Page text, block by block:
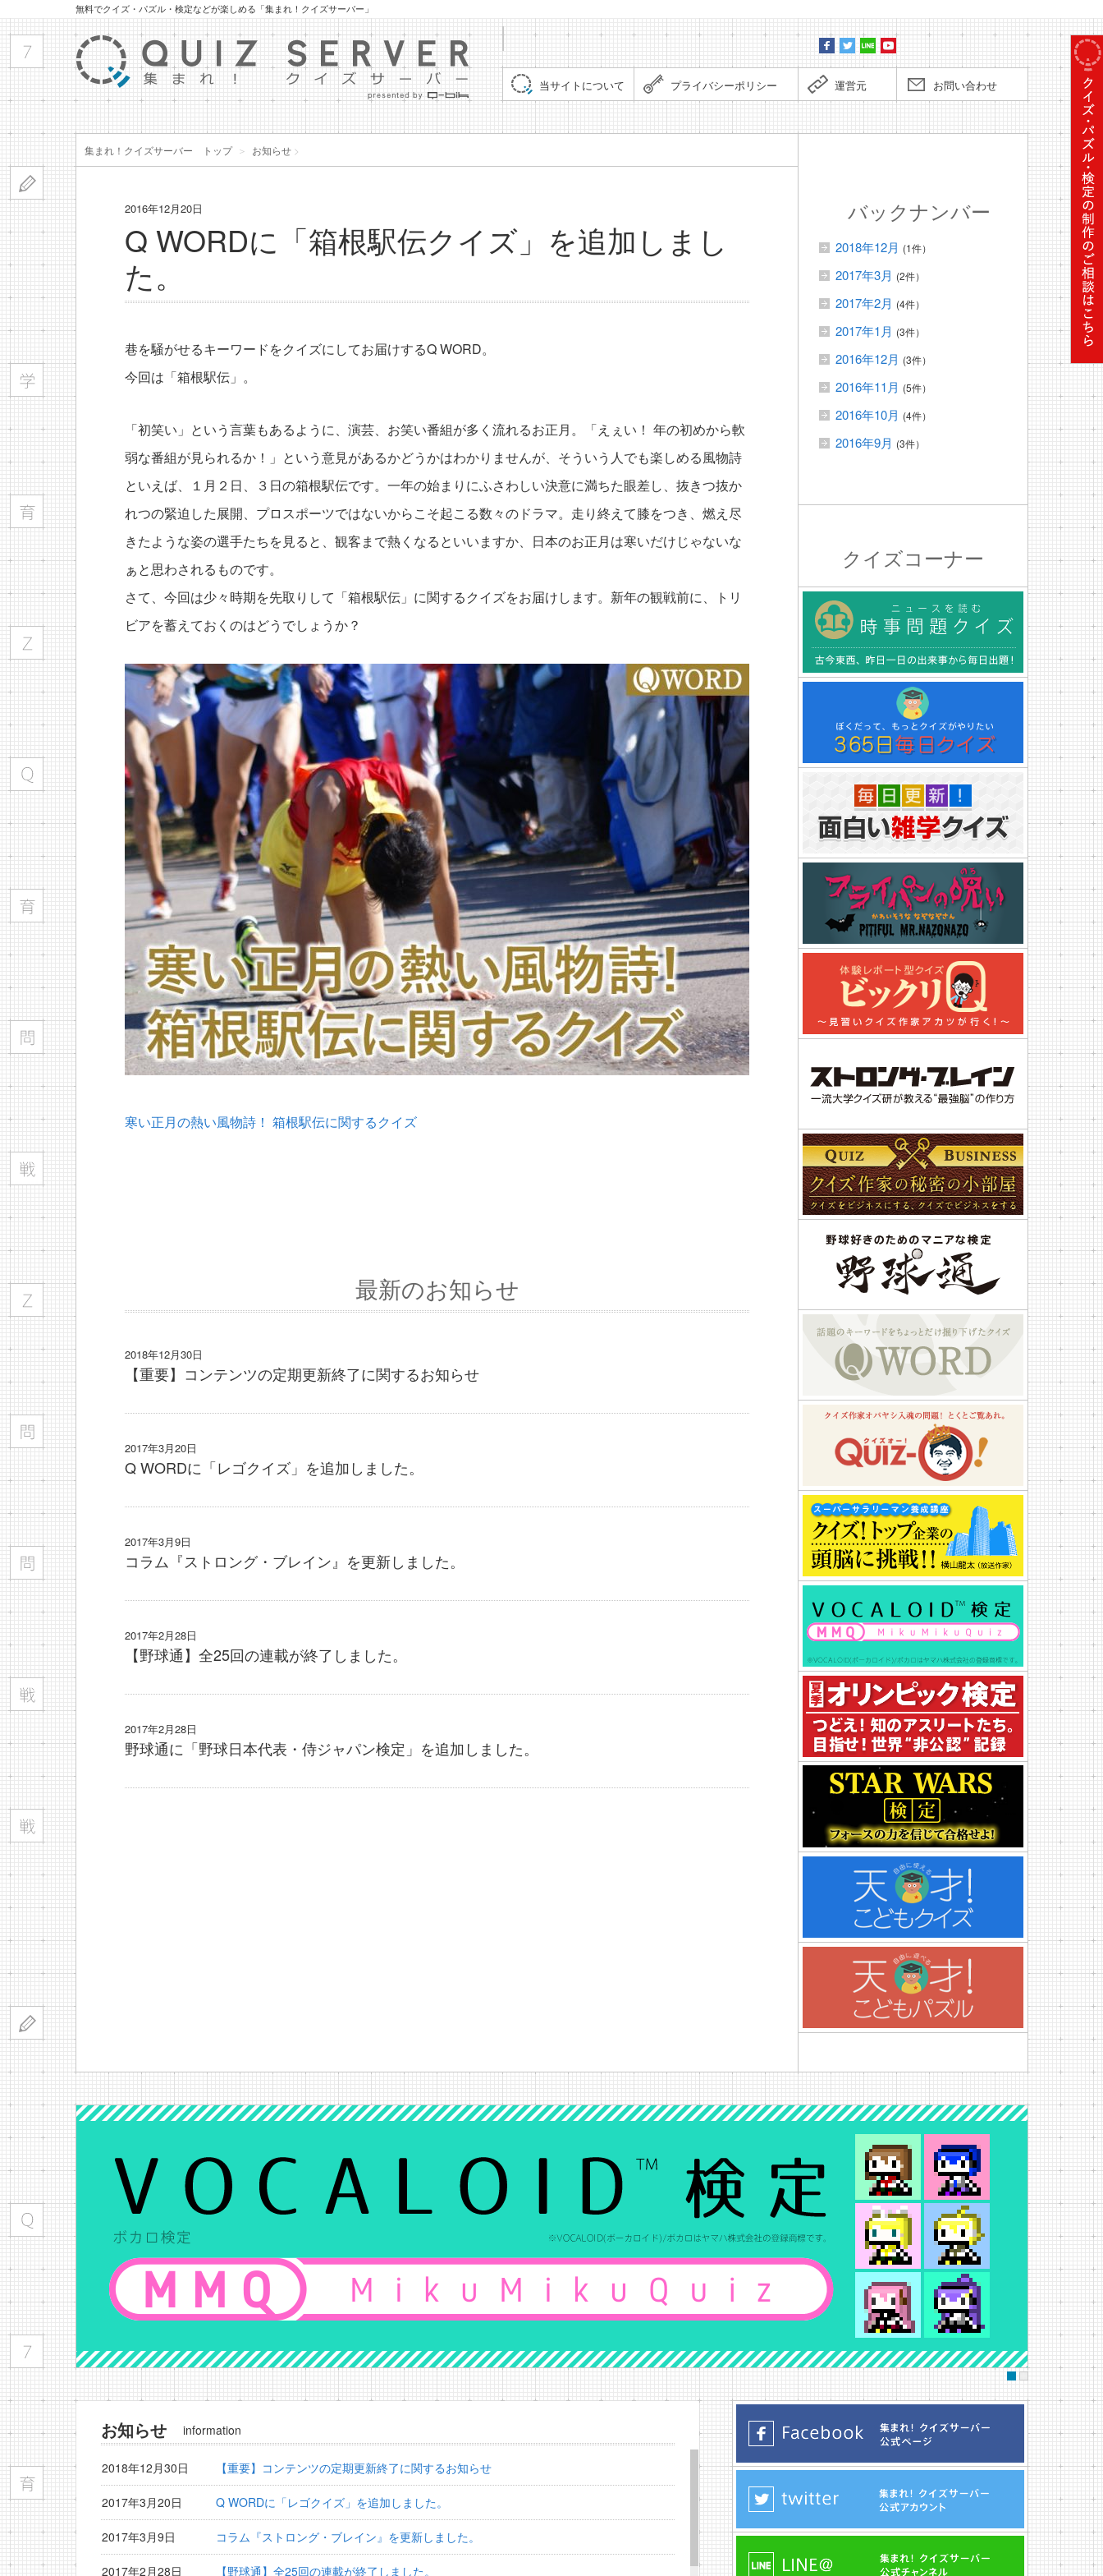
無料でクイズ・パズル・検定などが楽しめる「集まれ！クイズサーバー」
当サイトについて プライバシーポリシー 運営元 お問い合わせ
集まれ！クイズサーバー トップ ＞ お知らせ >
2016年12月20日
Q WORDに「箱根駅伝クイズ」を追加しまし
た。
巷を騒がせるキーワードをクイズにしてお届けするQ WORD。
今回は「箱根駅伝」。
「初笑い」という言葉もあるように、演芸、お笑い番組が多く流れるお正月。「えぇい！ 年の初めから軟
弱な番組が見られるか！」という意見があるかどうかはわかりませんが、そういう人でも楽しめる風物詩
といえば、１月２日、３日の箱根駅伝です。一年の始まりにふさわしい決意に満ちた眼差し、抜きつ抜か
れつの緊迫した展開、プロスポーツではないからこそ起こる数々のドラマ。走り終えて膝をつき、燃え尽
きたような姿の選手たちを見ると、観客まで熱くなるといいますか、日本のお正月は寒いだけじゃないな
ぁと思わされるものです。
さて、今回は少々時期を先取りして「箱根駅伝」に関するクイズをお届けします。新年の観戦前に、トリ
ビアを蓄えておくのはどうでしょうか？
寒い正月の熱い風物詩！ 箱根駅伝に関するクイズ
最新のお知らせ
2018年12月30日
【重要】コンテンツの定期更新終了に関するお知らせ
2017年3月20日
Q WORDに「レゴクイズ」を追加しました。
2017年3月9日
コラム『ストロング・ブレイン』を更新しました。
2017年2月28日
【野球通】全25回の連載が終了しました。
2017年2月28日
野球通に「野球日本代表・侍ジャパン検定」を追加しました。
バックナンバー
2018年12月 (1件）
2017年3月 (2件）
2017年2月 (4件）
2017年1月 (3件）
2016年12月 (3件）
2016年11月 (5件）
2016年10月 (4件）
2016年9月 (3件）
クイズコーナー
お知らせ information
2018年12月30日 【重要】コンテンツの定期更新終了に関するお知らせ
2017年3月20日 Q WORDに「レゴクイズ」を追加しました。
2017年3月9日 コラム『ストロング・ブレイン』を更新しました。
2017年2月28日 【野球通】全25回の連載が終了しました。